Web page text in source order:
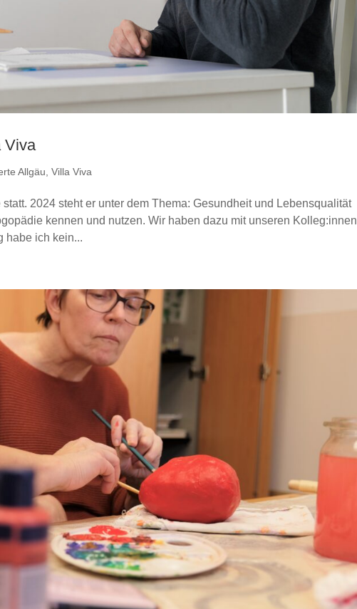
Viva
Allgäu ,Villa Viva
2024 steht er unter dem Thema: Gesundheit und Lebensqualität
kennen und nutzen. Wir haben dazu mit unseren Kolleg:innen
habe ich kein...